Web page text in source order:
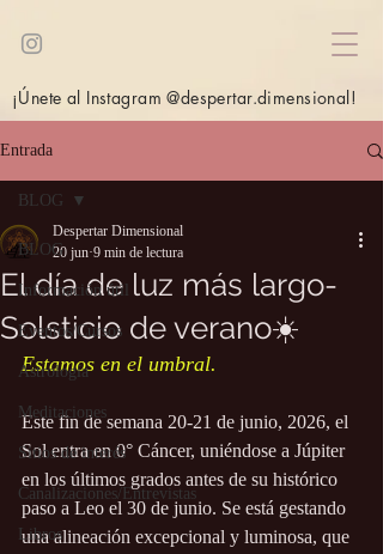
¡Únete al Instagram @despertar.dimensional!
Entrada
BLOG
Información útil
Eventos/Cursos
Astrología
Meditaciones
Sitios de interés
Canalizaciones/Entrevistas
Libros
BLOG
El día de luz más largo-
Solsticio de verano☀️
Despertar Dimensional
20 jun 9 min de lectura
Estamos en el umbral.
Este fin de semana 20-21 de junio, 2026, el
Sol entra en 0° Cáncer, uniéndose a Júpiter
en los últimos grados antes de su histórico
paso a Leo el 30 de junio. Se está gestando
una alineación excepcional y luminosa, que